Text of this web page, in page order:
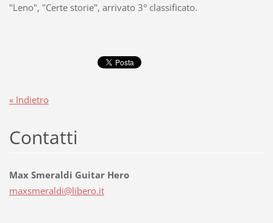
"Leno", "Certe storie", arrivato 3° classificato.
« Indietro
Contatti
Max Smeraldi Guitar Hero
maxsmeraldi@libero.it